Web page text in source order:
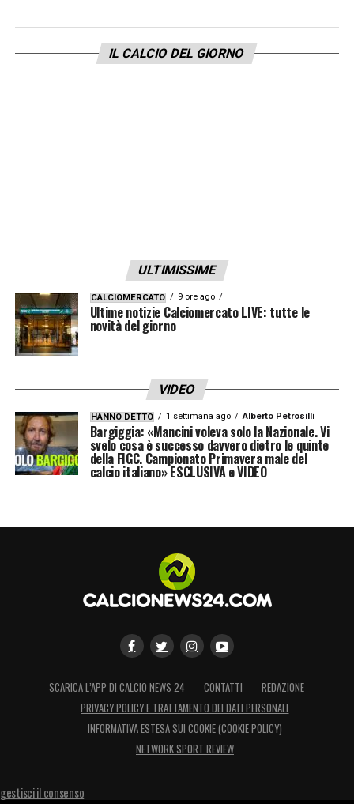
COMUNICATO –«Il Parma Calcio annuncia
che Adrian Bernabé ha rinnovato il contratto
straordinarie qualità tecniche e umane».
LA PLAYLIST DELLE NOSTRE TOP NEWS
IL CALCIO DEL GIORNO
ULTIMISSIME
CALCIOMERCATO 9 ore ago
Ultime notizie Calciomercato LIVE: tutte le
novità del giorno
VIDEO
HANNO DETTO 1 settimana ago Alberto Petrosilli
Bargiggia: «Mancini voleva solo la Nazionale. Vi
svelo cosa è successo davvero dietro le quinte
della FIGC. Campionato Primavera male del
calcio italiano» ESCLUSIVA e VIDEO
SCARICA L’APP DI CALCIO NEWS 24 CONTATTI
REDAZIONE
PRIVACY POLICY E TRATTAMENTO DEI DATI PERSONALI
INFORMATIVA ESTESA SUI COOKIE (COOKIE POLICY)
NETWORK SPORT REVIEW
gestisci il consenso